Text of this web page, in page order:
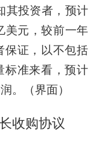
其投资者，预计
美元，较前一年
保证，以不包括
标准来看，预计
。（界面）
收购协议